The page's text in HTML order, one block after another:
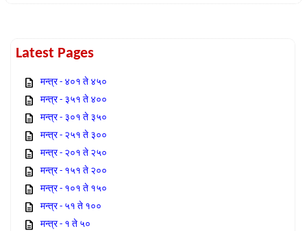
Latest Pages
मन्त्र - ४०१ ते ४५०
मन्त्र - ३५१ ते ४००
मन्त्र - ३०१ ते ३५०
मन्त्र - २५१ ते ३००
मन्त्र - २०१ ते २५०
मन्त्र - १५१ ते २००
मन्त्र - १०१ ते १५०
मन्त्र - ५१ ते १००
मन्त्र - १ ते ५०